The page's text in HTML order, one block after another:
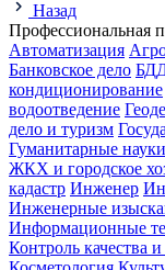
Назад
Профессиональная
Автоматизация
Банковское дело
кондиционирование
водоотведение
дело и туризм
Гуманитарные науки
ЖКХ и городское
кадастр Инженер
Инженерные
Информационные
Контроль качества